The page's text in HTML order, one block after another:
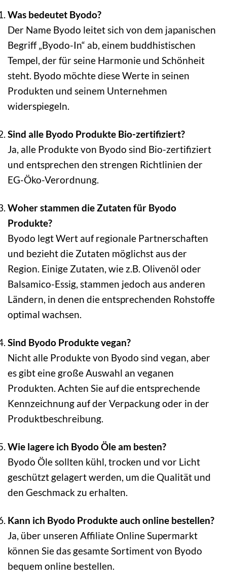
Was bedeutet Byodo?
Der Name Byodo leitet sich von dem japanischen
Begriff „Byodo-In“ ab, einem buddhistischen
Tempel, der für seine Harmonie und Schönheit
steht. Byodo möchte diese Werte in seinen
Produkten und seinem Unternehmen
widerspiegeln.
Sind alle Byodo Produkte Bio-zertifiziert?
Ja, alle Produkte von Byodo sind Bio-zertifiziert
und entsprechen den strengen Richtlinien der
EG-Öko-Verordnung.
Woher stammen die Zutaten für Byodo
Produkte?
Byodo legt Wert auf regionale Partnerschaften
und bezieht die Zutaten möglichst aus der
Region. Einige Zutaten, wie z.B. Olivenöl oder
Balsamico-Essig, stammen jedoch aus anderen
Ländern, in denen die entsprechenden Rohstoffe
optimal wachsen.
Sind Byodo Produkte vegan?
Nicht alle Produkte von Byodo sind vegan, aber
es gibt eine große Auswahl an veganen
Produkten. Achten Sie auf die entsprechende
Kennzeichnung auf der Verpackung oder in der
Produktbeschreibung.
Wie lagere ich Byodo Öle am besten?
Byodo Öle sollten kühl, trocken und vor Licht
geschützt gelagert werden, um die Qualität und
den Geschmack zu erhalten.
Kann ich Byodo Produkte auch online bestellen?
Ja, über unseren Affiliate Online Supermarkt
können Sie das gesamte Sortiment von Byodo
bequem online bestellen.